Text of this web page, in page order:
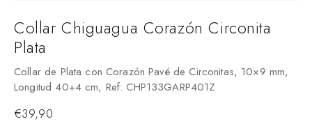
Collar Chiguagua Corazón Circonita
Plata
Collar de Plata con Corazón Pavé de Circonitas, 10×9 mm,
Longitud 40+4 cm, Ref: CHP133GARP401Z
€39,90